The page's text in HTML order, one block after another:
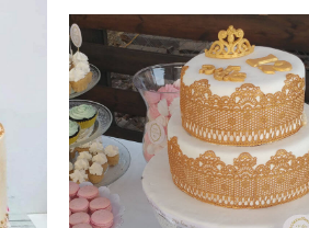
בת מצווה מעוצבת עם כתר
פרטים נוספים